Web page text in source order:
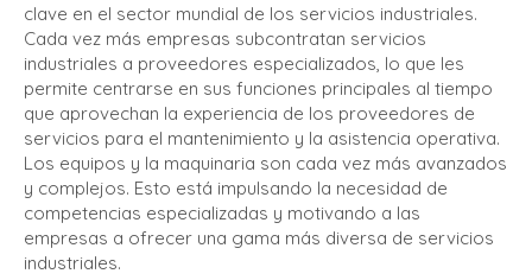
clave en el sector mundial de los servicios industriales.
Cada vez más empresas subcontratan servicios
industriales a proveedores especializados, lo que les
permite centrarse en sus funciones principales al tiempo
que aprovechan la experiencia de los proveedores de
servicios para el mantenimiento y la asistencia operativa.
Los equipos y la maquinaria son cada vez más avanzados
y complejos. Esto está impulsando la necesidad de
competencias especializadas y motivando a las
empresas a ofrecer una gama más diversa de servicios
industriales.